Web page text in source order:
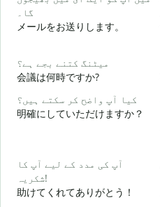
گا۔
メールをお送りします。
میٹنگ کتنے بجے ہے؟
会議は何時ですか?
کیا آپ واضح کر سکتے ہیں؟
明確にしていただけますか？
آپ کی مدد کے لیے آپ کا
شکریہ!
助けてくれてありがとう！